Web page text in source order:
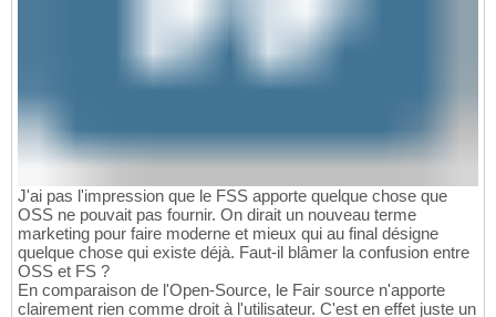
J'ai pas l'impression que le FSS apporte quelque chose que
OSS ne pouvait pas fournir. On dirait un nouveau terme
marketing pour faire moderne et mieux qui au final désigne
quelque chose qui existe déjà. Faut-il blâmer la confusion entre
OSS et FS ?
En comparaison de l'Open-Source, le Fair source n'apporte
clairement rien comme droit à l'utilisateur. C'est en effet juste un